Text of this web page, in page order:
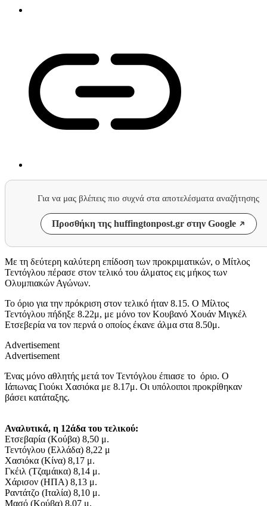
Για να μας βλέπεις πιο συχνά στα αποτελέσματα αναζήτησης
Προσθήκη της huffingtonpost.gr στην Google
Με τη δεύτερη καλύτερη επίδοση των προκριματικών, ο Μίτλος
Τεντόγλου πέρασε στον τελικό του άλματος εις μήκος των
Ολυμπιακών Αγώνων.
Το όριο για την πρόκριση στον τελικό ήταν 8.15. Ο Μίλτος
Τεντόγλου πήδηξε 8.22μ, με μόνο τον Κουβανό Χουάν Μιγκέλ
Ετσεβερία να τον περνά ο οποίος έκανε άλμα στα 8.50μ.
Advertisement
Advertisement
Ένας μόνο αθλητής μετά τον Τεντόγλου έπιασε το όριο. Ο
Ιάπωνας Γιούκι Χασιόκα με 8.17μ. Οι υπόλοιποι προκρίθηκαν
βάσει κατάταξης.
Αναλυτικά, η 12άδα του τελικού:
Ετσεβαρία (Κούβα) 8,50 μ.
Τεντόγλου (Ελλάδα) 8,22 μ
Χασιόκα (Κίνα) 8,17 μ.
Γκέιλ (Τζαμάικα) 8,14 μ.
Χάρισον (ΗΠΑ) 8,13 μ.
Ραντάτζο (Ιταλία) 8,10 μ.
Μασό (Κούβα) 8,07 μ.